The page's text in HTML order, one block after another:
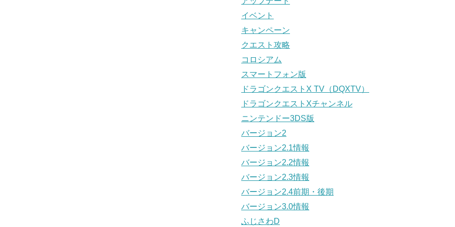
イベント
キャンペーン
クエスト攻略
コロシアム
スマートフォン版
ドラゴンクエストX TV（DQXTV）
ドラゴンクエストXチャンネル
ニンテンドー3DS版
バージョン2
バージョン2.1情報
バージョン2.2情報
バージョン2.3情報
バージョン2.4前期・後期
バージョン3.0情報
ふじさわD